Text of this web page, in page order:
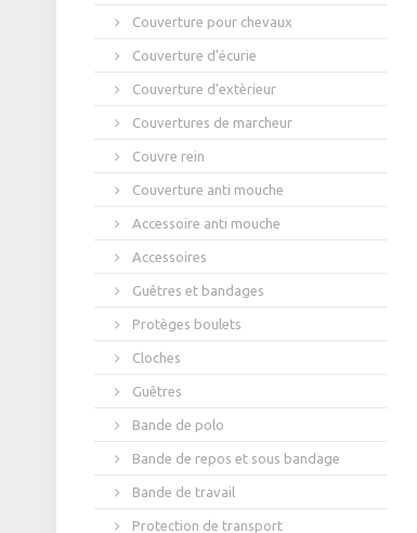
Couverture pour chevaux
Couverture d'écurie
Couverture d'extèrieur
Couvertures de marcheur
Couvre rein
Couverture anti mouche
Accessoire anti mouche
Accessoires
Guêtres et bandages
Protèges boulets
Cloches
Guêtres
Bande de polo
Bande de repos et sous bandage
Bande de travail
Protection de transport